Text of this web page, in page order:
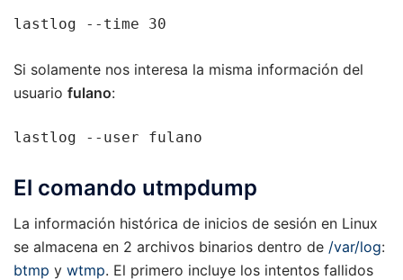
lastlog --time 30
Si solamente nos interesa la misma información del
usuario fulano:
lastlog --user fulano
El comando utmpdump
La información histórica de inicios de sesión en Linux
se almacena en 2 archivos binarios dentro de /var/log:
btmp y wtmp. El primero incluye los intentos fallidos